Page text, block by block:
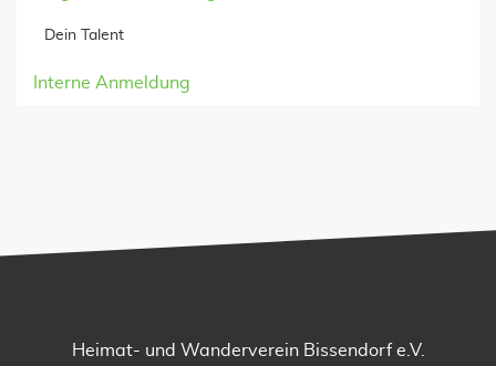
Dein Talent
Interne Anmeldung
Heimat- und Wanderverein Bissendorf e.V.